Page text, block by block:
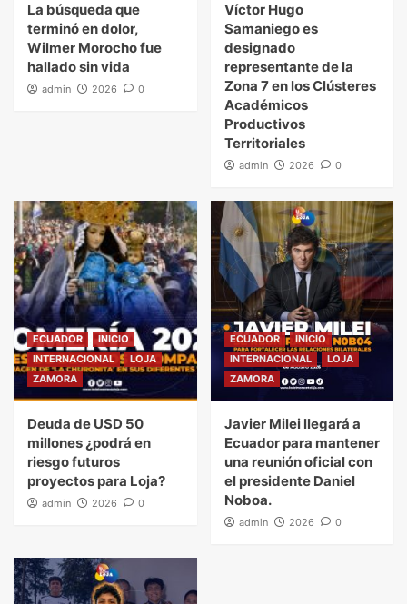
La búsqueda que
terminó en dolor,
Wilmer Morocho fue
hallado sin vida
admin 2026 0
Víctor Hugo
Samaniego es
designado
representante de la
Zona 7 en los Clústeres
Académicos
Productivos
Territoriales
admin 2026 0
ECUADOR
INICIO
INTERNACIONAL
LOJA
ZAMORA
Deuda de USD 50
millones ¿podrá en
riesgo futuros
proyectos para Loja?
admin 2026 0
ECUADOR
INICIO
INTERNACIONAL
LOJA
ZAMORA
Javier Milei llegará a
Ecuador para mantener
una reunión oficial con
el presidente Daniel
Noboa.
admin 2026 0